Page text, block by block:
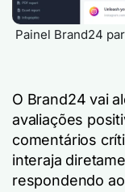
Painel Brand24
O Brand24 vai
avaliações
comentários
interaja
respondendo